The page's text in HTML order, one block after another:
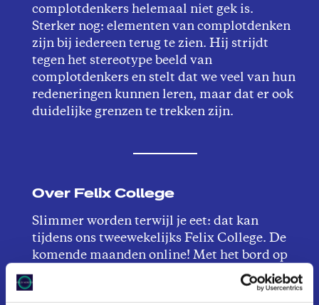
complotdenkers helemaal niet gek is.
Sterker nog: elementen van complotdenken
zijn bij iedereen terug te zien. Hij strijdt
tegen het stereotype beeld van
complotdenkers en stelt dat we veel van hun
redeneringen kunnen leren, maar dat er ook
duidelijke grenzen te trekken zijn.
Over Felix College
Slimmer worden terwijl je eet: dat kan
tijdens ons tweewekelijks Felix College. De
komende maanden online! Met het bord op
schoot word je verrast door een boeiende
spreker uit de literatuur, wetenschap, kunst,